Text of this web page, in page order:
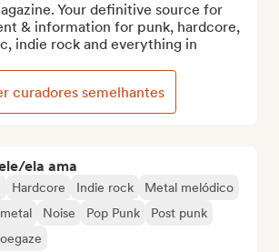
ela ama
Hardcore Indie rock
Metal melódico
Noise Pop Punk
Post punk
Your definitive source for
& information for punk, hardcore,
indie rock and everything in
curadores semelhantes